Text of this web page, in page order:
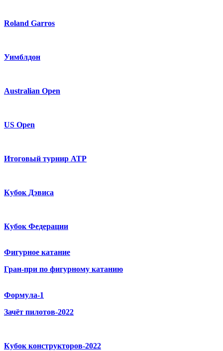
Roland Garros
Уимблдон
Australian Open
US Open
Итоговый турнир ATP
Кубок Дэвиса
Кубок Федерации
Фигурное катание
Гран-при по фигурному катанию
Формула-1
Зачёт пилотов-2022
Кубок конструкторов-2022